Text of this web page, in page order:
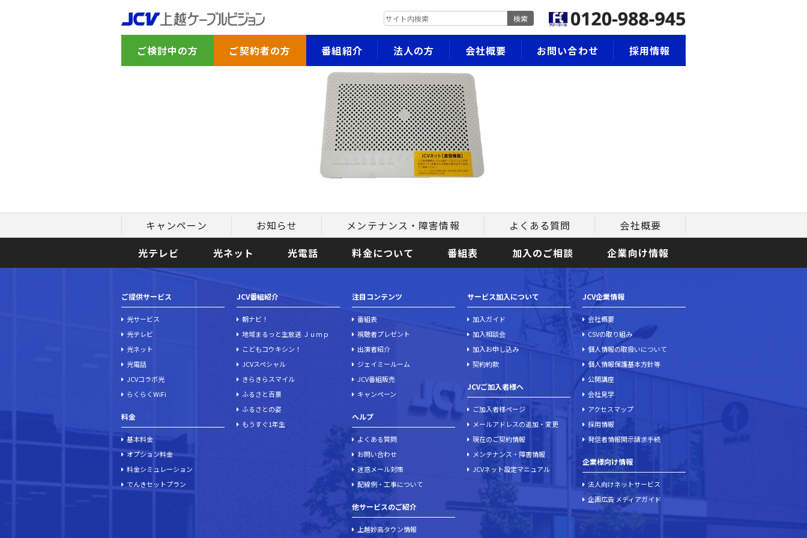
検索
ご検討中の方 ご契約者の方 番組紹介 法人の方 会社概要 お問い合わせ 採用情報
キャンペーン お知らせ メンテナンス・障害情報 よくある質問
会社概要
光テレビ
光ネット 光電話 料金について 番組表 加入のご相談 企業向け情報
ご提供サービス
光サービス
光テレビ
光ネット
光電話
JCVコラボ光
らくらくWiFi
料金
基本料金
オプション料金
料金シミュレーション
でんきセットプラン
JCV番組紹介
朝ナビ！
地域まるっと生放送 Ｊｕｍｐ
こどもコウキシン！
JCVスペシャル
きらきらスマイル
ふるさと百景
ふるさとの姿
もうすぐ1年生
注目コンテンツ
番組表
視聴者プレゼント
出演者紹介
ジェイミールーム
JCV番組販売
キャンペーン
ヘルプ
よくある質問
お問い合わせ
迷惑メール対策
配線例・工事について
他サービスのご紹介
上越妙高タウン情報
サービス加入について
加入ガイド
加入相談会
加入お申し込み
契約約款
JCVご加入者様へ
ご加入者様ページ
メールアドレスの追加・変更
現在のご契約情報
メンテナンス・障害情報
JCVネット設定マニュアル
JCV企業情報
会社概要
CSVの取り組み
個人情報の取扱いについて
個人情報保護基本方針等
公開講座
会社見学
アクセスマップ
採用情報
発信者情報開示請求手続
企業様向け情報
法人向けネットサービス
企画広告 メディアガイド